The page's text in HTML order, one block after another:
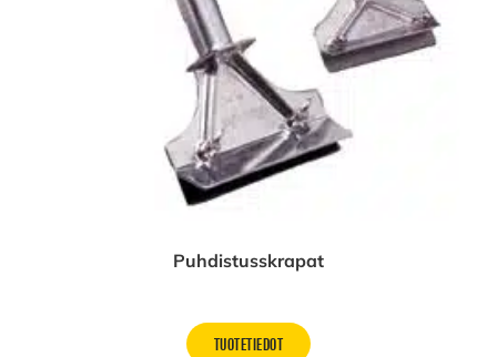
Puhdistusskrapat
TUOTETIEDOT